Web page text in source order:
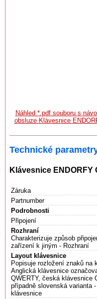
Náhled *.pdf souboru s
obsluze Klávesnice
Technické
Klávesnice ENDORFY
Záruka
Partnumber
Podrobnosti
Připojení
Rozhraní
Charakterizuje způsob
zařízení k jiným - Rozhraní
Layout klávesnice
Popisuje rozložení znaků na
Anglická klávesnice
QWERTY, česká klávesnice
případně slovenská varianta
klávesnice